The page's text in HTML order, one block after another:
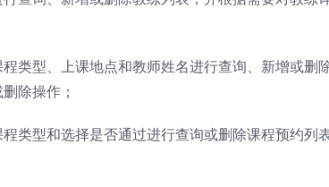
类型、上课地点和教师姓名进行查询、新增或删
除操作；
类型和选择是否通过进行查询或删除课程预约列